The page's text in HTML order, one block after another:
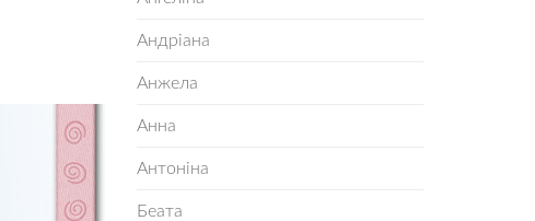
Андріана
Анжела
Анна
Антоніна
Беата